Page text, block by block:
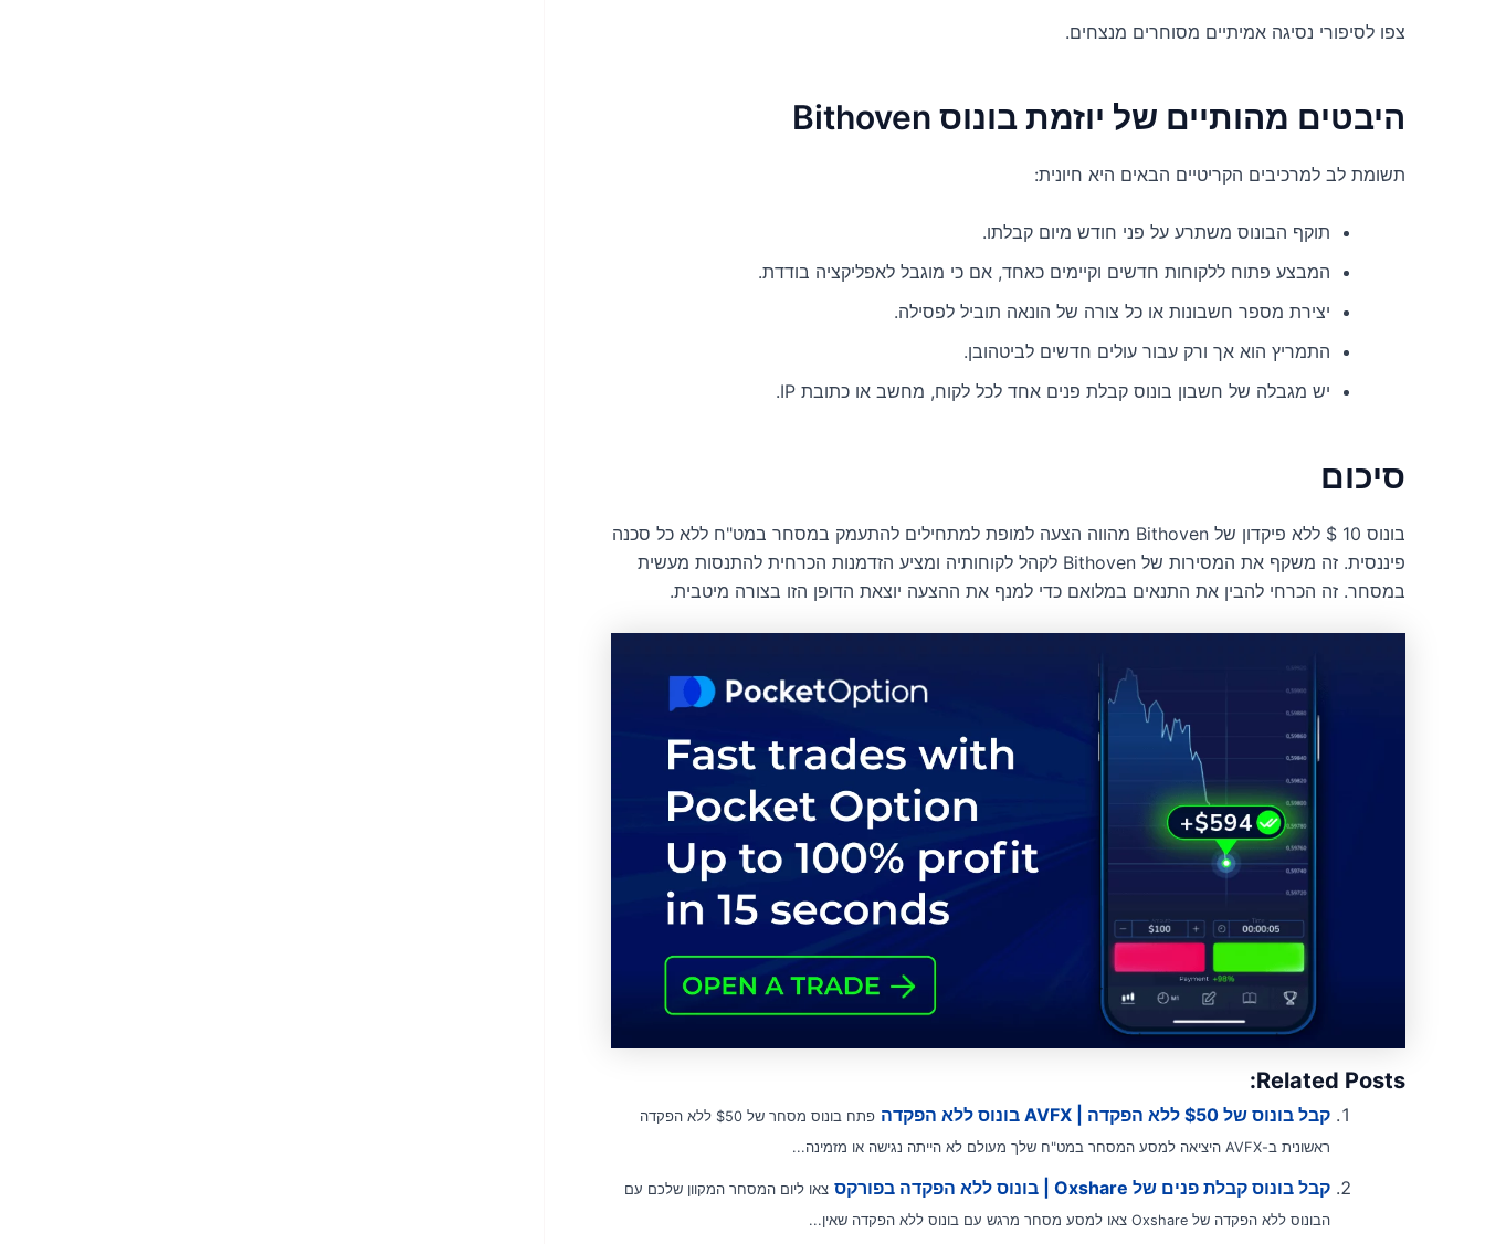
צפו לסיפורי נסיגה אמיתיים מסוחרים מנצחים.
היבטים מהותיים של יוזמת בונוס Bithoven
תשומת לב למרכיבים הקריטיים הבאים היא חיונית:
תוקף הבונוס משתרע על פני חודש מיום קבלתו.
המבצע פתוח ללקוחות חדשים וקיימים כאחד, אם כי מוגבל לאפליקציה בודדת.
יצירת מספר חשבונות או כל צורה של הונאה תוביל לפסילה.
התמריץ הוא אך ורק עבור עולים חדשים לביטהובן.
יש מגבלה של חשבון בונוס קבלת פנים אחד לכל לקוח, מחשב או כתובת IP.
סיכום
בונוס 10 $ ללא פיקדון של Bithoven מהווה הצעה למופת למתחילים להתעמק במסחר במט"ח ללא כל סכנה
פיננסית. זה משקף את המסירות של Bithoven לקהל לקוחותיה ומציע הזדמנות הכרחית להתנסות מעשית
במסחר. זה הכרחי להבין את התנאים במלואם כדי למנף את ההצעה יוצאת הדופן הזו בצורה מיטבית.
Related Posts:
קבל בונוס של $50 ללא הפקדה | AVFX בונוס ללא הפקדה
פתח בונוס מסחר של $50 ללא הפקדה
ראשונית ב-AVFX היציאה למסע המסחר במט"ח שלך מעולם לא הייתה נגישה או מזמינה...
קבל בונוס קבלת פנים של Oxshare | בונוס ללא הפקדה בפורקס
צאו ליום המסחר המקוון שלכם עם
הבונוס ללא הפקדה של Oxshare צאו למסע מסחר מרגש עם בונוס ללא הפקדה שאין...